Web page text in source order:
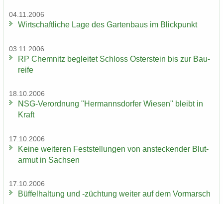
04.11.2006
Wirt­schaft­li­che Lage des Gar­ten­baus im Blick­punkt
03.11.2006
RP Chem­nitz be­glei­tet Schloss Os­ter­stein bis zur Bau­
rei­fe
18.10.2006
NSG-​Verordnung "Her­manns­dor­fer Wie­sen" bleibt in
Kraft
17.10.2006
Keine wei­te­ren Fest­stel­lun­gen von an­ste­cken­der Blut­
ar­mut in Sach­sen
17.10.2006
Büf­fel­hal­tung und -​züchtung wei­ter auf dem Vor­marsch